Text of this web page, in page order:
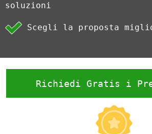
soluzioni
Scegli la proposta
Richiedi Gratis i